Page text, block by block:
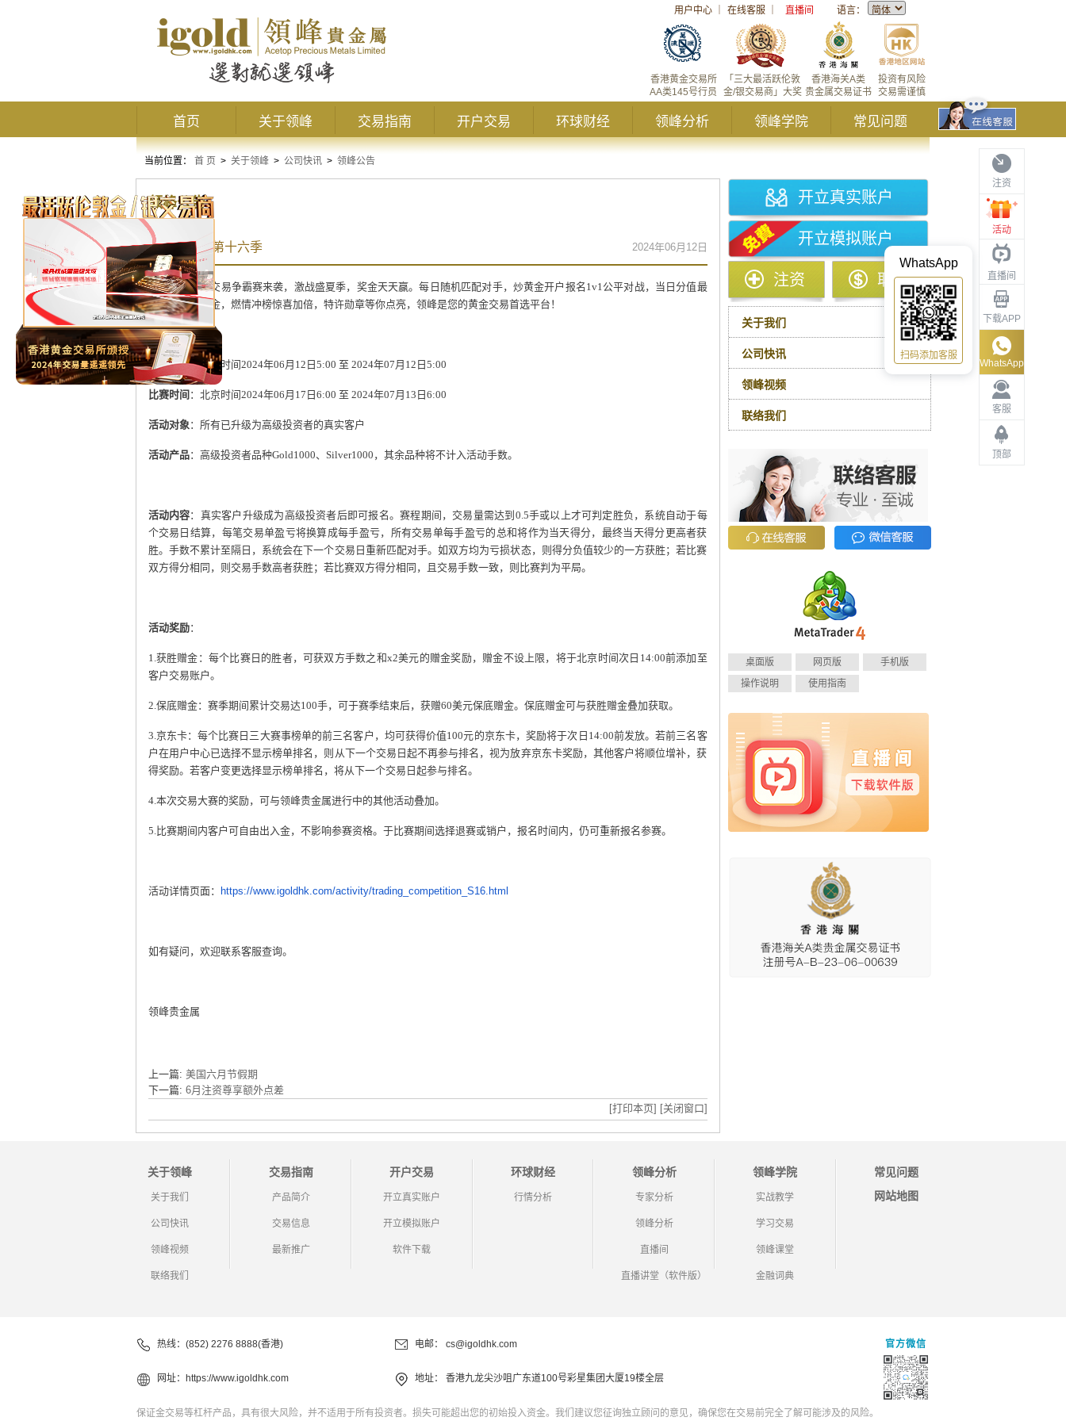
用户中心 在线客服 直播间 语言：
投资有风险
交易需谨慎
香港海关A类
贵金属交易证书
「三大最活跃伦敦
金/银交易商」大奖
香港黄金交易所
AA类145号行员
首页 关于领峰 交易指南 开户交易 环球财经 领峰分析 领峰学院 常见问题
注资
活动
直播间
下载APP
客服
顶部
WhatsApp
WhatsApp
扫码添加客服
当前位置： 首 页 > 关于领峰 > 公司快讯 > 领峰公告
领峰公告
交易争霸赛第十六季 2024年06月12日
领峰第十六季交易争霸赛来袭，激战盛夏季，奖金天天赢。每日随机匹配对手，炒黄金开户报名 1v1公平对战，当日分值最
高者赢双倍奖金，燃情冲榜惊喜加倍，特许勋章等你点亮，领峰是您的黄金交易首选平台！
报名时间：北京时间2024年06月 12 日 5:00 至 2024年07月 12 日 5:00
比赛时间 ：北京时间2024年06月 17 日 6:00 至 2024年07月 13 日 6:00
活动对象：所有已升级为高级投资者的真实客户
活动产品：高级投资者品种Gold1000、 Silver1000 ，其余品种将不计入活动手数。
活动内容：真实客户升级成为高级投资者后即可报名。赛程期间，交易量需达到 0.5手或以上才可判定胜负，系统自动于每
个交易日结算，每笔交易单盈亏将换算成每手盈亏，所有交易单每手盈亏的总和将作为当天得分，最终当天得分更高者获
胜。手数不累计至隔日，系统会在下一个交易日重新匹配对手。如双方均为亏损状态，则得分负值较少的一方获胜；若比赛
双方得分相同，则交易手数高者获胜；若比赛双方得分相同，且交易手数一致，则比赛判为平局。
活动奖励：
1.获胜赠金：每个比赛日的胜者，可获双方手数之和x2美元的赠金奖励，赠金不设上限，将于北京时间次日 14:00前添加至
客户交易账户。
2.保底赠金：赛季期间累计交易达100手，可于赛季结束后，获赠60美元保底赠金。保底赠金可与获胜赠金叠加获取。
3.京东卡：每个比赛日三大赛事榜单的前三名客户，均可获得价值100元的京东卡，奖励将于次日 14:00前发放。若前三名客
户在用户中心已选择不显示榜单排名，则从下一个交易日起不再参与排名，视为放弃京东卡奖励，其他客户将顺位增补，获
得奖励。若客户变更选择显示榜单排名，将从下一个交易日起参与排名。
4.本次交易大赛的奖励，可与领峰贵金属进行中的其他活动叠加。
5.比赛期间内客户可自由出入金，不影响参赛资格。于比赛期间选择退赛或销户，报名时间内，仍可重新报名参赛。
活动详情页面： https://www.igoldhk.com/activity/trading_competition_S16.html
如有疑问，欢迎联系客服查询。
领峰贵金属
上一篇: 美国六月节假期
下一篇: 6月注资尊享额外点差
[打印本页] [关闭窗口]
开立真实账户
开立模拟账户
注资 取款
关于我们
公司快讯
领峰视频
联络我们
桌面版 网页版
手机版
操作说明
使用指南
关于领峰
关于我们
公司快讯
领峰视频
联络我们
交易指南
产品简介
交易信息
最新推广
开户交易
开立真实账户
开立模拟账户
软件下载
环球财经
行情分析
领峰分析
专家分析
领峰分析
直播间
直播讲堂（软件版）
领峰学院
实战教学
学习交易
领峰课堂
金融词典
常见问题
网站地图
热线：(852) 2276 8888(香港) 电邮： cs@igoldhk.com
网址： https://www.igoldhk.com 地址： 香港九龙尖沙咀广东道100号彩星集团大厦19楼全层
官方微信
保证金交易等杠杆产品，具有很大风险，并不适用于所有投资者。损失可能超出您的初始投入资金。我们建议您征询独立顾问的意见，确保您在交易前完全了解可能涉及的风险。